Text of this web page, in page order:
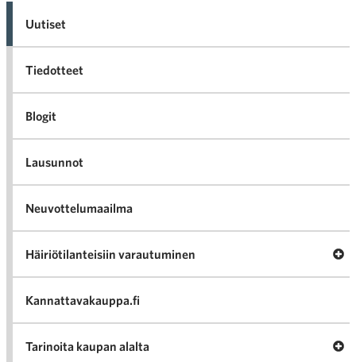
Uutiset
Tiedotteet
Blogit
Lausunnot
Neuvottelumaailma
Häiriötilanteisiin varautuminen
Kannattavakauppa.fi
Tarinoita kaupan alalta